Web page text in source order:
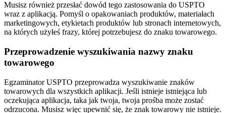
Musisz również przesłać dowód tego zastosowania do USPTO
wraz z aplikacją. Pomyśl o opakowaniach produktów, materiałach
marketingowych, etykietach produktów lub stronach internetowych,
na których użyłeś frazy, której potrzebujesz do znaku towarowego.
Przeprowadzenie wyszukiwania nazwy znaku
towarowego
Egzaminator USPTO przeprowadza wyszukiwanie znaków
towarowych dla wszystkich aplikacji. Jeśli istnieje istniejąca lub
oczekująca aplikacja, taka jak twoja, twoja prośba może zostać
odrzucona. Musisz więc upewnić się, że znak towarowy nie istnieje.